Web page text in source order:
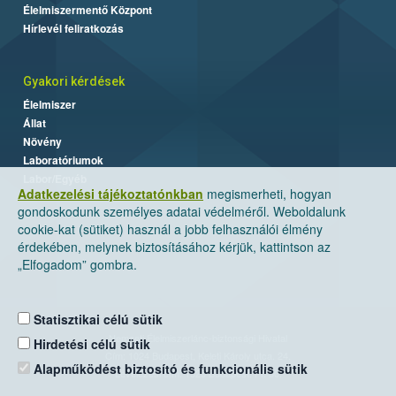
Adatkezelési tájékoztatónkban megismerheti, hogyan
gondoskodunk személyes adatai védelméről. Weboldalunk
cookie-kat (sütiket) használ a jobb felhasználói élmény
érdekében, melynek biztosításához kérjük, kattintson az
„Elfogadom” gombra.
Statisztikai célú sütik
Hirdetési célú sütik
Alapműködést biztosító és funkcionális sütik
Élelmiszermentő Központ
Hírlevél feliratkozás
Gyakori kérdések
Élelmiszer
Állat
Növény
Laboratóriumok
Nemzeti Élelmiszerlánc-biztonsági Hivatal
Levelezési cím: 1525 Budapest. Pf. 30.